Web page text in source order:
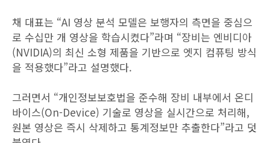
채 대표는 “AI 영상 분석 모델은 보행자의 측면을 중심으
로 수십만 개 영상을 학습시켰다”라며 “장비는 엔비디아
(NVIDIA)의 최신 소형 제품을 기반으로 엣지 컴퓨팅 방식
을 적용했다”라고 설명했다.
그러면서 “개인정보보호법을 준수해 장비 내부에서 온디
바이스(On-Device) 기술로 영상을 실시간으로 처리해,
원본 영상은 즉시 삭제하고 통계정보만 추출한다”라고 덧